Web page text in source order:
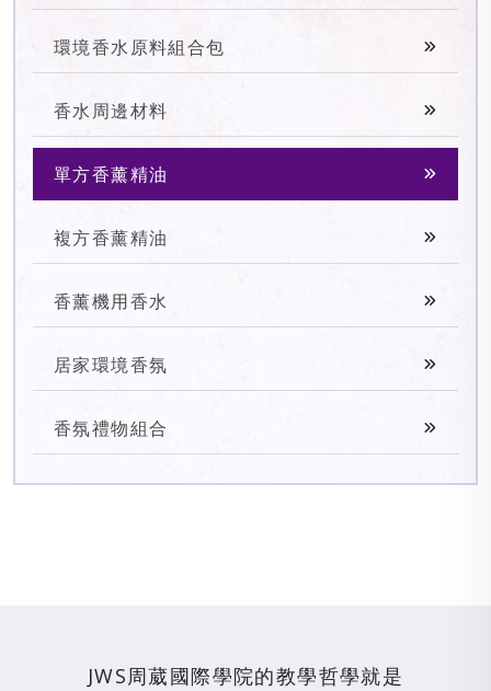
環境香水原料組合包
香水周邊材料
單方香薰精油
複方香薰精油
香薰機用香水
居家環境香氛
香氛禮物組合
JWS周葳國際學院的教學哲學就是